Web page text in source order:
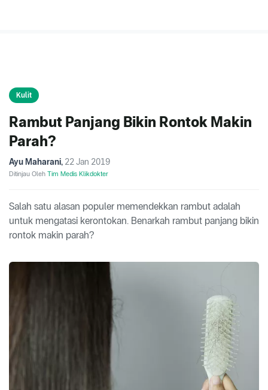
Kulit
Rambut Panjang Bikin Rontok Makin
Parah?
Ayu Maharani, 22 Jan 2019
Ditinjau Oleh Tim Medis Klikdokter
Salah satu alasan populer memendekkan rambut adalah
untuk mengatasi kerontokan. Benarkah rambut panjang bikin
rontok makin parah?